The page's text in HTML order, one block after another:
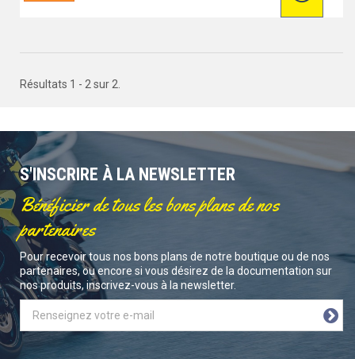
Résultats 1 - 2 sur 2.
S'INSCRIRE À LA NEWSLETTER
Bénéficier de tous les bons plans de nos
partenaires
Pour recevoir tous nos bons plans de notre boutique ou de nos
partenaires, ou encore si vous désirez de la documentation sur
nos produits, inscrivez-vous à la newsletter.